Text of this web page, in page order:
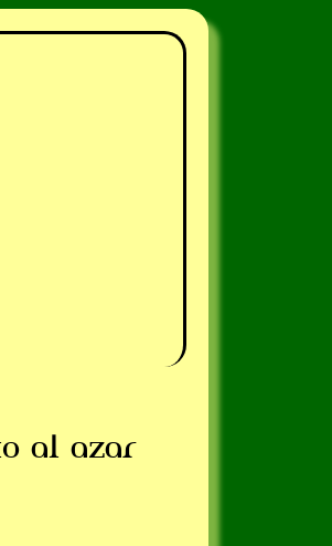
al azar